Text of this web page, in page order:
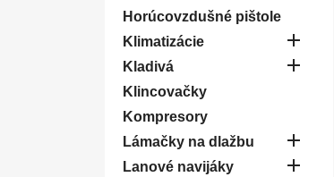
Horúcovzdušné pištole
Klimatizácie

Kladivá 
Klincovačky
Kompresory
Lámačky na dlažbu

Lanové navijáky 